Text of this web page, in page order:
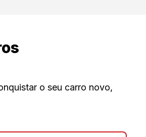
o seu carro novo,